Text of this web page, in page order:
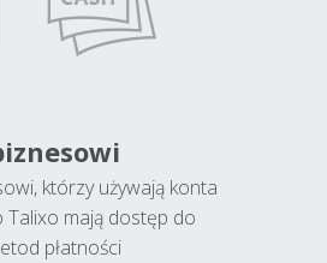
którzy używają konta
Talixo mają dostęp do
płatności